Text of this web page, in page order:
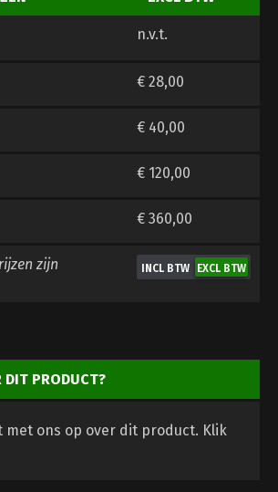
n.v.t.
€ 28,00
€ 40,00
€ 120,00
€ 360,00
zijn
DIT PRODUCT?
met ons op over dit product. Klik